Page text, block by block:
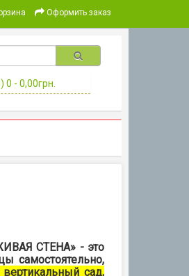
Оформить заказ
0 - 0,00грн.
СТЕНА» - это
самостоятельно,
сад,